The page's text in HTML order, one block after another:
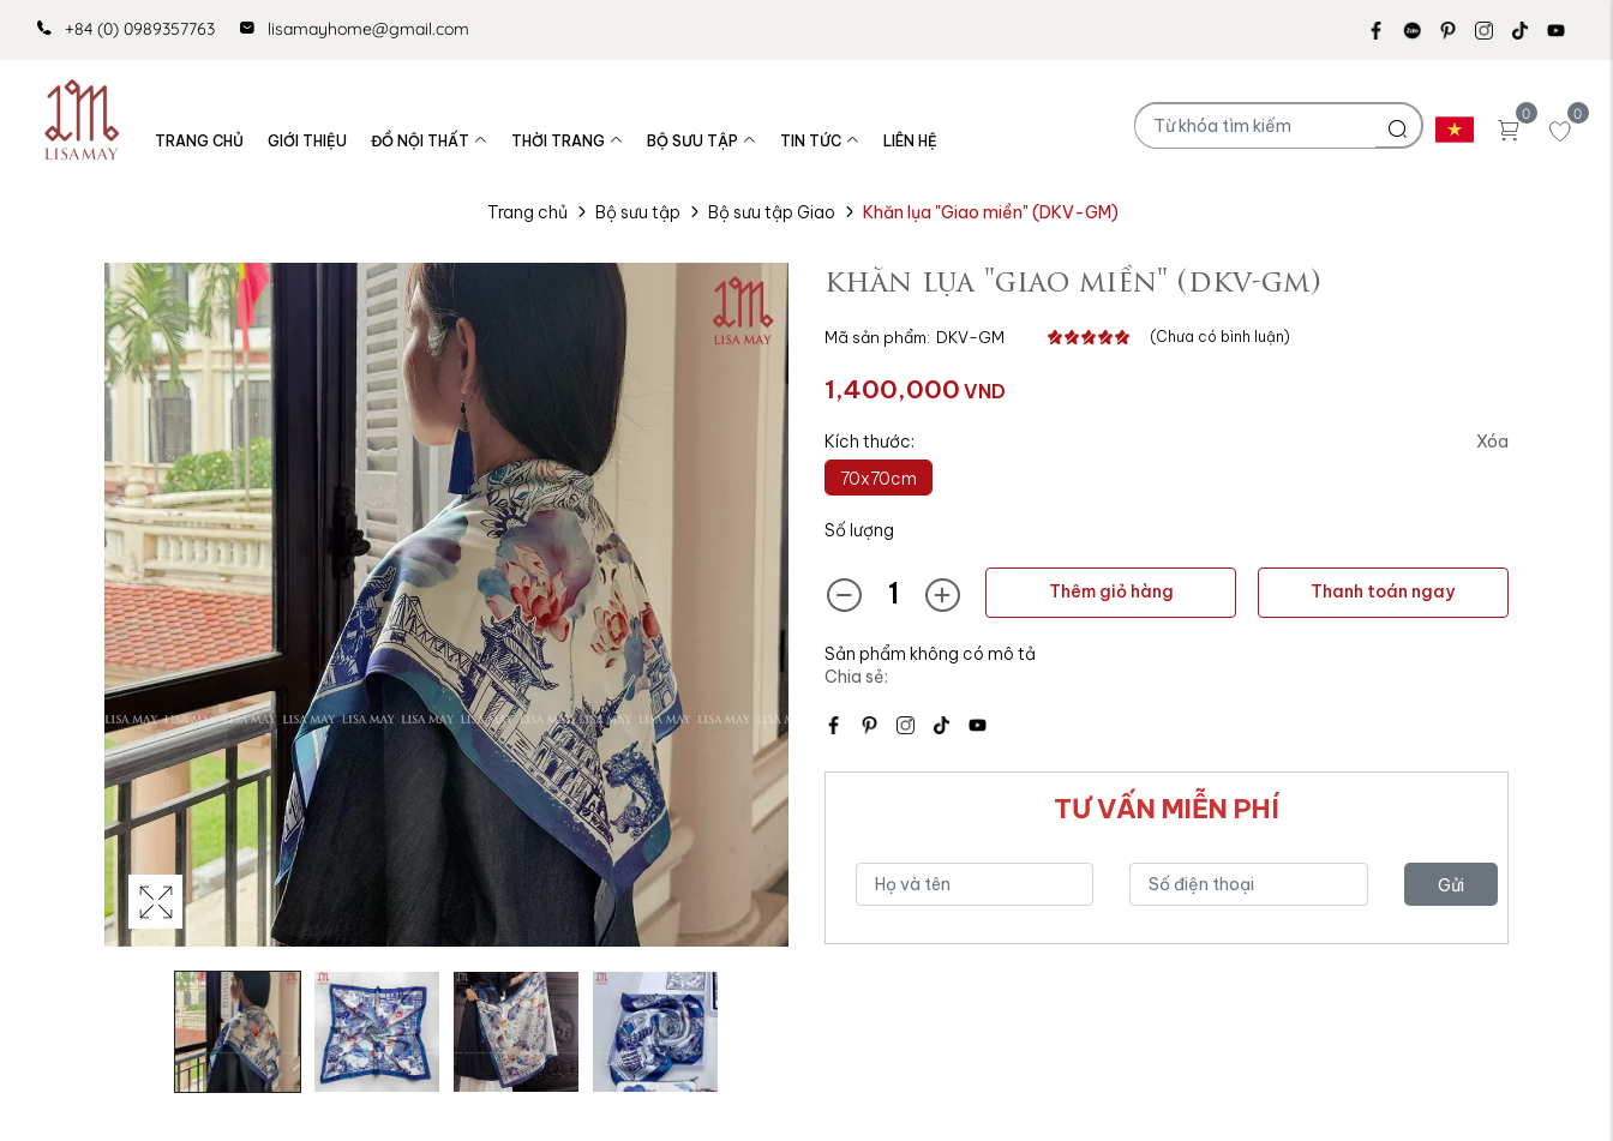
+84 (0) 0989357763 lisamayhome@gmail.com
TRANG CHỦ GIỚI THIỆU ĐỒ NỘI THẤT THỜI TRANG BỘ SƯU TẬP TIN TỨC LIÊN HỆ
0
0
Trang chủ Bộ sưu tập Bộ sưu tập Giao Khăn lụa "Giao miền" (DKV-GM)
khăn lụa "giao miền" (dkv-gm)
Mã sản phẩm: DKV-GM (Chưa có bình luận)
1,400,000 VND
Kích thước:
Xóa
70x70cm
Số lượng
Thêm giỏ hàng Thanh toán ngay
Sản phẩm không có mô tả
Chia sẻ:
TƯ VẤN MIỄN PHÍ
Gửi